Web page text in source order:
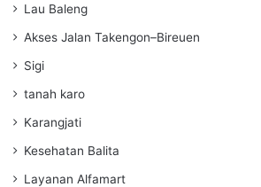
Lau Baleng
Akses Jalan Takengon–Bireuen
Sigi
tanah karo
Karangjati
Kesehatan Balita
Layanan Alfamart